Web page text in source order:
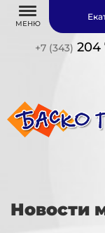
МЕНЮ
+7 (343) 204
Новости